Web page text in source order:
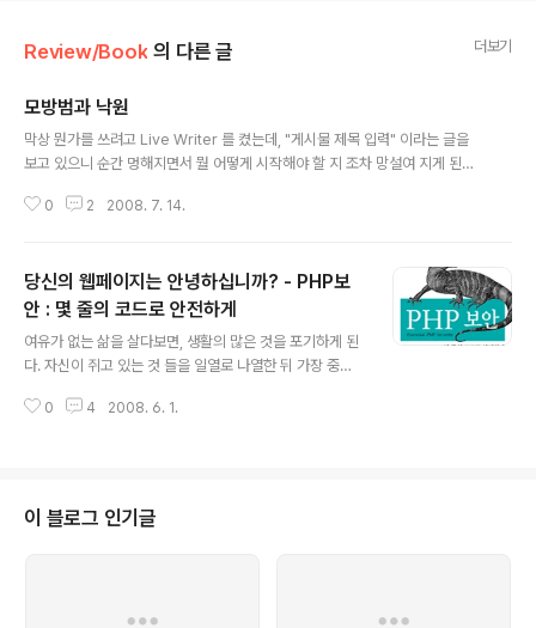
Review/Book 의 다른 글 더보기
모방범과 낙원
막상 뭔가를 쓰려고 Live Writer 를 켰는데, "게시물 제목 입력" 이라는 글을
보고 있으니 순간 멍해지면서 뭘 어떻게 시작해야 할 지 조차 망설여 지게 된다.
는 이유가 글쓰기를 힘들게 만드는 가장 큰 원인 아닐까. 모방범 2 상세보기 미
원한이나 물욕과는 무관한, '이유 없는 범죄'를 다루고 있으며, 2002년 일본에
서 원작을 바탕으로 영화화되기도 했다. 도쿄의 한 공원에서 쓰레기통에 버려진
여자의 오른팔과 핸드백이 발견된다. 핸드백의 주인은 삼 개월 전에 실..
0 2 2008. 7. 14.
당신의 웹페이지는 안녕하십니까? - PHP보
안 : 몇 줄의 코드로 안전하게
여유가 없는 삶을 살다보면, 생활의 많은 것을 포기하게 된
다. 자신이 쥐고 있는 것 들을 일열로 나열한 뒤 가장 중요
론 순서는 각자의 기준에 따라 바뀐다. 웹서비스를 개발하
바로 언제나, 늘 시간이 부족 하다는 것이다. 이렇게 여유가
없는 프로젝트를 진행하다 보면 마찬가지로 프로젝트의 많
0 4 2008. 6. 1.
이 블로그 인기글